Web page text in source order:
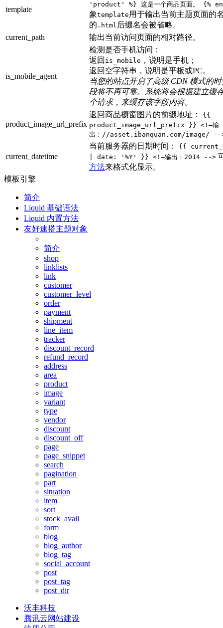
template
'product' %} 这是一个商品页面。 {%
象template 用于输出当前主题页面的
的 .html 后缀名会被省略。
current_path
输出当前访问页面的相对路径。
is_mobile_agent
检测是否手机访问：
返回 is_mobile ，说明是手机；
返回空字符串，说明是平板或PC。
当您的站点开启了高级 CDN 模式的
段将不再可靠。系统将会根据建立缓
个请求，来缓存该字段内容。
product_image_url_prefix
返回商品橱窗图片的前缀地址：
{{
product_image_url_prefix }} <!—输
出：//asset.ibanquan.com/image/ --
current_datetime
当前服务器的日期时间：
{{
| date: '%Y' }} <!—输出：2014 -->
方法来格式化显示。
模板引擎
简介
Liquid 基础语法
Liquid 内置方法
友好速搭主题对象
简介
shop
linklists
link
customer
customer_level
order
payment
shipment
line_item
tracker
discount_record
refund_record
address
area
product
image
variant
type
vendor
discount
discount_off
page
page_snippet
search
pagination
part
situation
item
sort
stock_avail
form
blog
blog_author
blog_tag
social_account
post
post_tag
post_dir
沃丰科技
腾讯云网站建设